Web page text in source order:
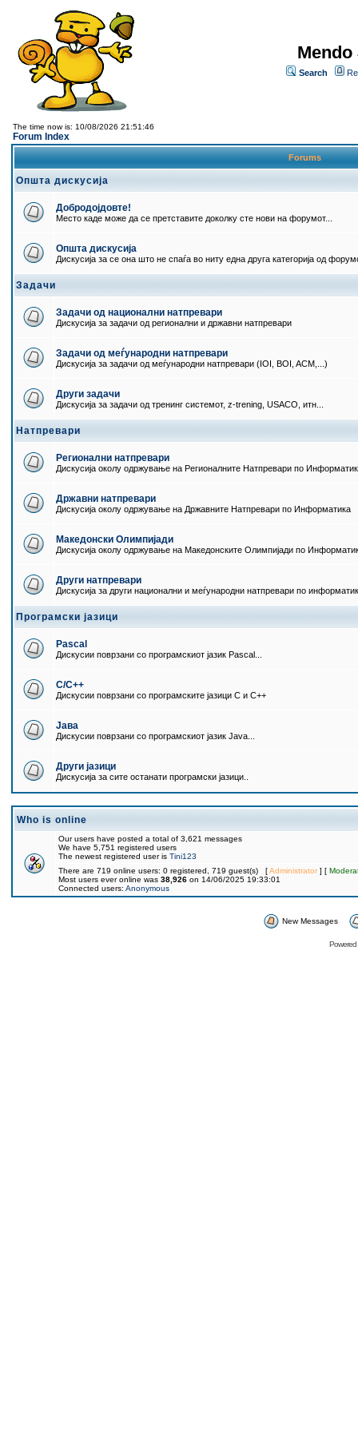
Search
The time now is: 10/08/2026 21:51:46
Forum Index
Forums
Општа дискусија
Добродојдовте!
Место каде може да се претставите доколку сте нови на форумот...
Општа дискусија
Дискусија за се она што не спаѓа во ниту една друга категорија од
Задачи
Задачи од национални натпревари
Дискусија за задачи од регионални и државни натпревари
Задачи од меѓународни натпревари
Дискусија за задачи од меѓународни натпревари (IOI, BOI, ACM,...)
Други задачи
Дискусија за задачи од тренинг системот, z-trening, USACO, итн...
Натпревари
Регионални натпревари
Дискусија околу одржување на Регионалните Натпревари по
Државни натпревари
Дискусија околу одржување на Државните Натпревари по Информатика
Македонски Олимпијади
Дискусија околу одржување на Македонските Олимпијади по
Други натпревари
Дискусија за други национални и меѓународни натпревари по
Програмски јазици
Pascal
Дискусии поврзани со програмскиот јазик Pascal...
C/C++
Дискусии поврзани со програмските јазици C и C++
Јава
Дискусии поврзани со програмскиот јазик Java...
Други јазици
Дискусија за сите останати програмски јазици..
Who is online
Our users have posted a total of 3,621 messages
We have 5,751 registered users
The newest registered user is Tini123
There are 719 online users: 0 registered, 719 guest(s) [Administrator] [
Most users ever online was 38,926 on 14/06/2025 19:33:01
Connected users: Anonymous
New Messages